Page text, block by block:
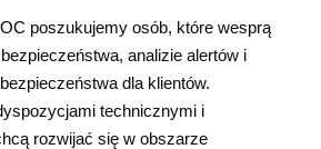
poszukujemy osób, które wesprą
analizie alertów i
dla klientów.
technicznymi i
rozwijać się w obszarze